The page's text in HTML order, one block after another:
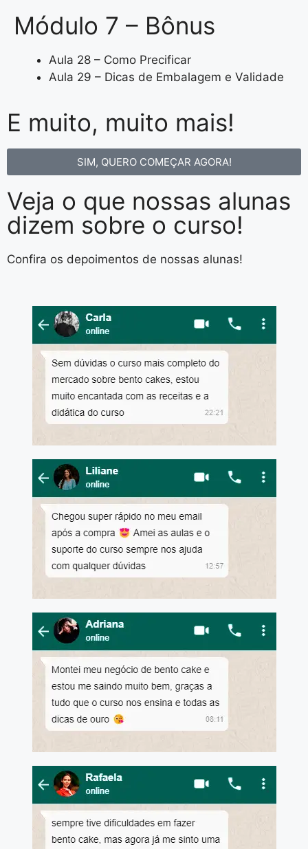
Módulo 7 – Bônus
Aula 28 – Como Precificar
Aula 29 – Dicas de Embalagem e Validade
E muito, muito mais!
SIM, QUERO COMEÇAR AGORA!
Veja o que nossas alunas
dizem sobre o curso!
Confira os depoimentos de nossas alunas!